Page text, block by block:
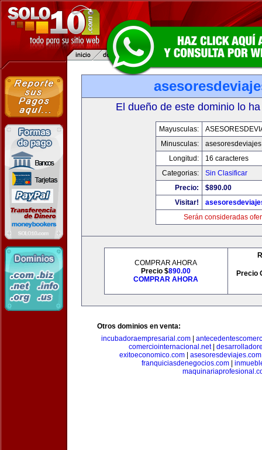
El dueño de este dominio lo
Mayusculas:
Minusculas:
Longitud:
16 caracteres
Categorias:
Sin Clasificar
Precio:
$890.00
Visitar!
Serán consideradas
COMPRAR AHORA
Precio $890.00
COMPRAR AHORA
Precio
Otros dominios en venta:
incubadoraempresarial.com
comerciointernacional.net|
exitoeconomico.com| asesoresdeviajes.com
franquiciasdenegocios.com|